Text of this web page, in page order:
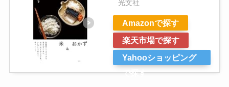
光文社
Amazonで探す
楽天市場で探す
Yahooショッピング
で探す